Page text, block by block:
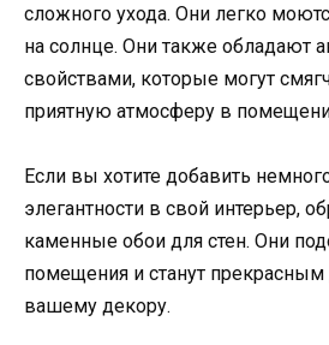
сложного ухода. Они легко
на солнце. Они также обладают
свойствами, которые могут
приятную атмосферу в
Если вы хотите добавить
элегантности в свой интерьер,
каменные обои для стен. Они
помещения и станут
вашему декору.